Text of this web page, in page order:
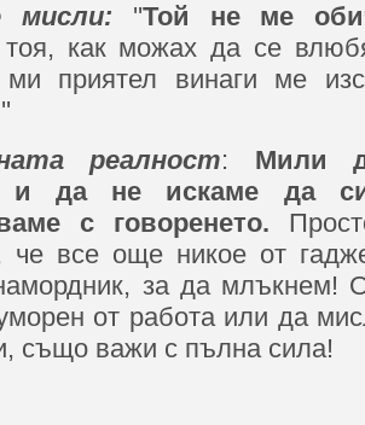
мисли: ''Той не ме
тоя, как можах да се
ми приятел винаги ме
реалност: Мили
и да не искаме да
с говоренето.
че все още никое от
за да млъкнем!
от работа или да
също важи с пълна сила!